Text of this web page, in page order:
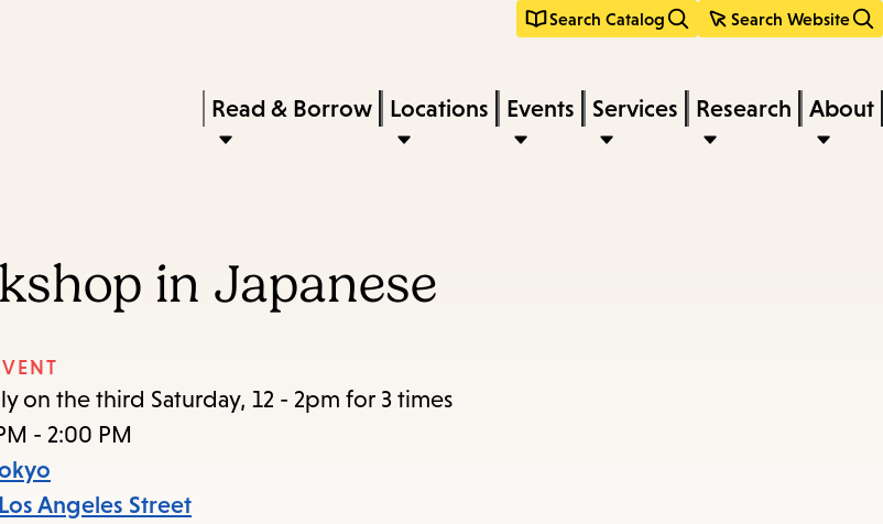
content
navigation
Search Catalog Search Website
keywords
Press
Enter
submenu,
to
Read & Borrow Locations Events Services Research About
in Japanese
on the third Saturday, 12 - 2pm for 3 times
- 2:00 PM
Angeles Street